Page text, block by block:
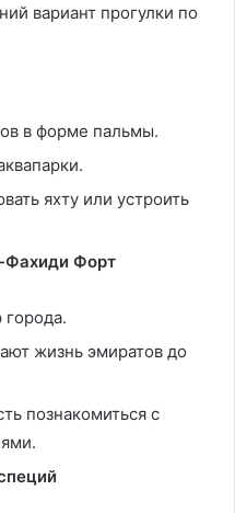
вариант прогулки по
в форме пальмы.
яхту или устроить
Фахиди Форт
жизнь эмиратов до
познакомиться с